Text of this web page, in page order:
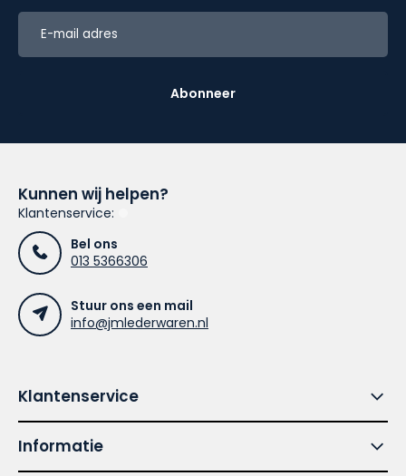
Abonneer
Kunnen wij helpen?
Klantenservice:
Bel ons
013 5366306
Stuur ons een mail
info@jmlederwaren.nl
Klantenservice
Informatie